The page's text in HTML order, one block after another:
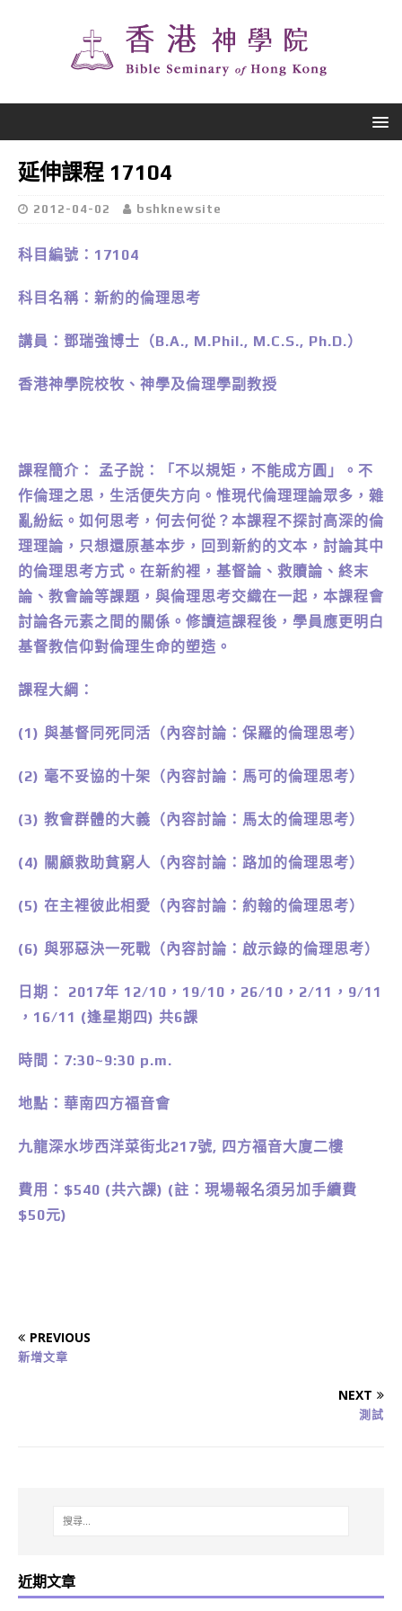
延伸課程 17104
2012-04-02 bshknewsite
科目編號：17104
科目名稱：新約的倫理思考
講員：鄧瑞強博士（B.A., M.Phil., M.C.S., Ph.D.）
香港神學院校牧、神學及倫理學副教授
課程簡介： 孟子說：「不以規矩，不能成方圓」。不
作倫理之思，生活便失方向。惟現代倫理理論眾多，雜
亂紛紜。如何思考，何去何從？本課程不探討高深的倫
理理論，只想還原基本步，回到新約的文本，討論其中
的倫理思考方式。在新約裡，基督論、救贖論、終末
論、教會論等課題，與倫理思考交織在一起，本課程會
討論各元素之間的關係。修讀這課程後，學員應更明白
基督教信仰對倫理生命的塑造。
課程大綱：
(1) 與基督同死同活（內容討論：保羅的倫理思考）
(2) 毫不妥協的十架（內容討論：馬可的倫理思考）
(3) 教會群體的大義（內容討論：馬太的倫理思考）
(4) 關顧救助貧窮人（內容討論：路加的倫理思考）
(5) 在主裡彼此相愛（內容討論：約翰的倫理思考）
(6) 與邪惡決一死戰（內容討論：啟示錄的倫理思考）
日期： 2017年 12/10，19/10，26/10，2/11，9/11
，16/11 (逢星期四) 共6課
時間：7:30~9:30 p.m.
地點：華南四方福音會
九龍深水埗西洋菜街北217號, 四方福音大廈二樓
費用：$540 (共六課) (註：現場報名須另加手續費
$50元)
PREVIOUS
新增文章
NEXT
測試
近期文章